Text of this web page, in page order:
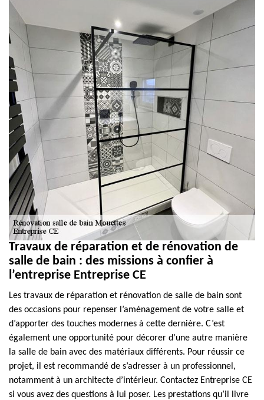
Travaux de réparation et de rénovation de
salle de bain : des missions à confier à
l’entreprise Entreprise CE
Les travaux de réparation et rénovation de salle de bain sont
des occasions pour repenser l’aménagement de votre salle et
d’apporter des touches modernes à cette dernière. C’est
également une opportunité pour décorer d’une autre manière
la salle de bain avec des matériaux différents. Pour réussir ce
projet, il est recommandé de s’adresser à un professionnel,
notamment à un architecte d’intérieur. Contactez Entreprise CE
si vous avez des questions à lui poser. Les prestations qu’il livre